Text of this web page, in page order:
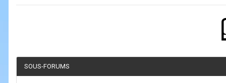
SOUS-FORUMS